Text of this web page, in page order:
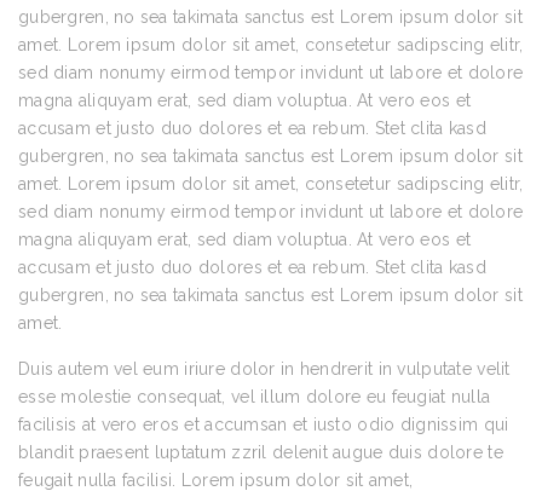
gubergren, no sea takimata sanctus est Lorem ipsum dolor sit
amet. Lorem ipsum dolor sit amet, consetetur sadipscing elitr,
sed diam nonumy eirmod tempor invidunt ut labore et dolore
magna aliquyam erat, sed diam voluptua. At vero eos et
accusam et justo duo dolores et ea rebum. Stet clita kasd
gubergren, no sea takimata sanctus est Lorem ipsum dolor sit
amet. Lorem ipsum dolor sit amet, consetetur sadipscing elitr,
sed diam nonumy eirmod tempor invidunt ut labore et dolore
magna aliquyam erat, sed diam voluptua. At vero eos et
accusam et justo duo dolores et ea rebum. Stet clita kasd
gubergren, no sea takimata sanctus est Lorem ipsum dolor sit
amet.
Duis autem vel eum iriure dolor in hendrerit in vulputate velit
esse molestie consequat, vel illum dolore eu feugiat nulla
facilisis at vero eros et accumsan et iusto odio dignissim qui
blandit praesent luptatum zzril delenit augue duis dolore te
feugait nulla facilisi. Lorem ipsum dolor sit amet,